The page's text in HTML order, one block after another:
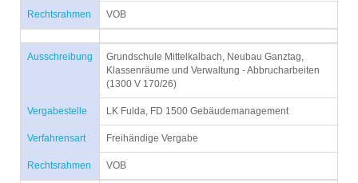
Rechtsrahmen VOB
Ausschreibung
Grundschule Mittelkalbach, Neubau Ganztag,
Klassenräume und Verwaltung - Abbrucharbeiten
(1300 V 170/26)
Vergabestelle LK Fulda, FD 1500 Gebäudemanagement
Verfahrensart Freihändige Vergabe
Rechtsrahmen VOB